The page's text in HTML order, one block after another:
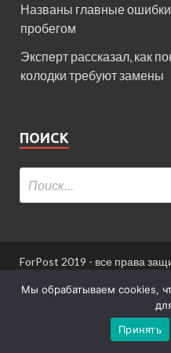
Названы главные
пробегом
Эксперт рассказал, как
колодки требуют замены
ПОИСК
ForPost 2019 - все права
При использовании
Информация для
Мы обрабатываем cookies,
Принять